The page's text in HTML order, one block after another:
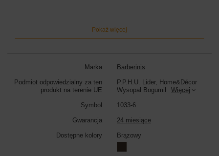
torebka shopper zamszowa została zaprojektowana z myślą o
kobietach, które potrzebują przestronnej i praktycznej torebki na co
podczas codziennych wyjść.
Wymiary torebki:wysokość 27cm, szerokość 53cm (góra) / 33cm
(dół), szerokość dna 11cm
Pokaż więcej
Marka Barberinis
Podmiot odpowiedzialny za ten
produkt na terenie UE
P.P.H.U. Lider, Home&Décor
Wysopal Bogumił
Więcej
Symbol 1033-6
Gwarancja 24 miesiące
Dostępne kolory Brązowy